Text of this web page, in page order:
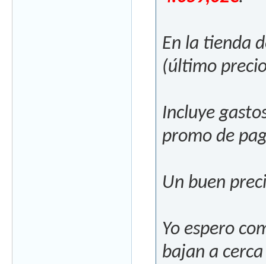
En la tienda
(último
Incluye
promo de
Un buen
Yo espero
bajan a